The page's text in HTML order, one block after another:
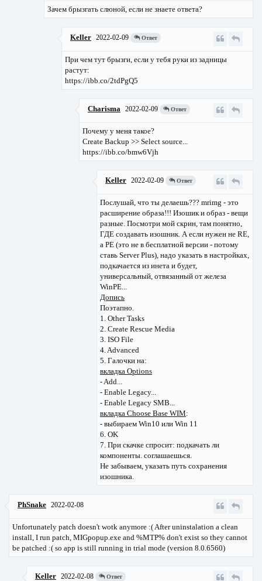
Зачем брызгать слюной, если не знаете ответа?
Keller 2022-02-09 Ответ
При чем тут брызги, если у тебя руки из задницы
растут:
https://ibb.co/2tdPgQ5
Charisma 2022-02-09 Ответ
Почему у меня такое?
Create Backup >> Select source...
https://ibb.co/bmw6Vjh
Keller 2022-02-09 Ответ
Послушай, что ты делаешь??? mrimg - это
расширение образа!!! Изошик и образ - вещи
разные. Посмотри мой скрин, там понятно,
ГДЕ создавать изошник. А если нужен не RE,
а PE (это не в бесплатной версии - потому
ставь Server Plus), надо указать в настройках,
подкачается из инета и будет,
универсальный, отвязанный от железа
WinPE...
Допись
Поэтапно.
1. Other Tasks
2. Create Rescue Media
3. ISO File
4. Advanced
5. Галочки на:
вкладка Options
- Add...
- Enable Legacy...
- Enable Legacy SMB...
вкладка Choose Base WIM:
- выбираем Win10 или Win 11
6. OK
7. При скачке спросит: подкачать ли
компоненты. соглашаешься.
Не забываем, указать путь сохранения
изошника.
PhSnake 2022-02-08
Unfortunately patch doesn't wotk anymore :( After uninstalation a clean
install, I run patch, MIGpopup.exe and %MTP% don't exist so they cannot
be patched :( so app is still running in trial mode (version 8.0.6560)
Keller 2022-02-08 Ответ